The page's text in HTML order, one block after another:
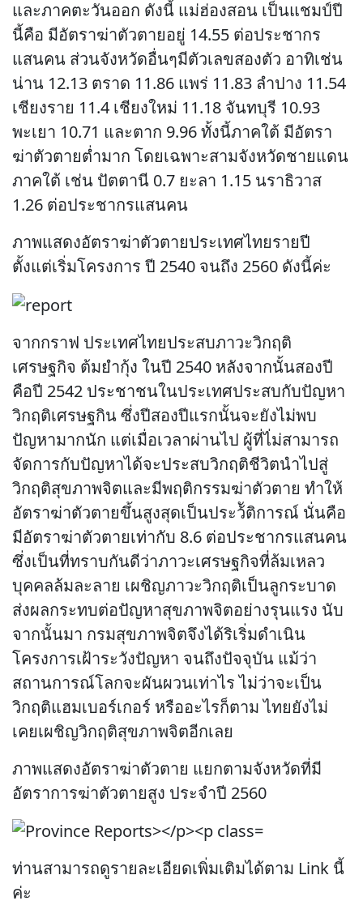
และภาคตะวันออก ดังนี้ แม่ฮ่องสอน เป็นแชมป์ปี
นี้คือ มีอัตราฆ่าตัวตายอยู่ 14.55 ต่อประชากร
แสนคน ส่วนจังหวัดอื่นๆมีตัวเลขสองตัว อาทิเช่น
น่าน 12.13 ตราด 11.86 แพร่ 11.83 ลำปาง 11.54
เชียงราย 11.4 เชียงใหม่ 11.18 จันทบุรี 10.93
พะเยา 10.71 และตาก 9.96 ทั้งนี้ภาคใต้ มีอัตรา
ฆ่าตัวตายต่ำมาก โดยเฉพาะสามจังหวัดชายแดน
ภาคใต้ เช่น ปัตตานี 0.7 ยะลา 1.15 นราธิวาส
1.26 ต่อประชากรแสนคน
ภาพแสดงอัตราฆ่าตัวตายประเทศไทยรายปี
ตั้งแต่เริ่มโครงการ ปี 2540 จนถึง 2560 ดังนี้ค่ะ
จากกราฟ ประเทศไทยประสบภาวะวิกฤติ
เศรษฐกิจ ต้มยำกุ้ง ในปี 2540 หลังจากนั้นสองปี
คือปี 2542 ประชาชนในประเทศประสบกับปัญหา
วิกฤติเศรษฐกิน ซึ่งปีสองปีแรกนั้นจะยังไม่พบ
ปัญหามากนัก แต่เมื่อเวลาผ่านไป ผู้ที่ไ่ม่สามารถ
จัดการกับปัญหาได้จะประสบวิกฤติชีวิตนำไปสู่
วิกฤติสุขภาพจิตและมีพฤติกรรมฆ่าตัวตาย ทำให้
อัตราฆ่าตัวตายขึ้นสูงสุดเป็นประว้ัติการณ์ นั่นคือ
มีอัตราฆ่าตัวตายเท่ากับ 8.6 ต่อประชากรแสนคน
ซึ่งเป็นที่ทราบกันดีว่าภาวะเศรษฐกิจที่ล้มเหลว
บุคคลล้มละลาย เผชิญภาวะวิกฤติเป็นลูกระบาด
ส่งผลกระทบต่อปัญหาสุขภาพจิตอย่างรุนแรง นับ
จากนั้นมา กรมสุขภาพจิตจึงได้ริเริ่มดำเนิน
โครงการเฝ้าระวังปัญหา จนถึงปัจจุบัน แม้ว่า
สถานการณ์โลกจะผันผวนเท่าไร ไม่ว่าจะเป็น
วิกฤติแฮมเบอร์เกอร์ หรืออะไรก็ตาม ไทยยังไม่
เคยเผชิญวิกฤติสุขภาพจิตอีกเลย
ภาพแสดงอัตราฆ่าตัวตาย แยกตามจังหวัดที่มี
อัตราการฆ่าตัวตายสูง ประจำปี 2560
ท่านสามารถดูรายละเอียดเพิ่มเติมได้ตาม Link นี้
ค่ะ